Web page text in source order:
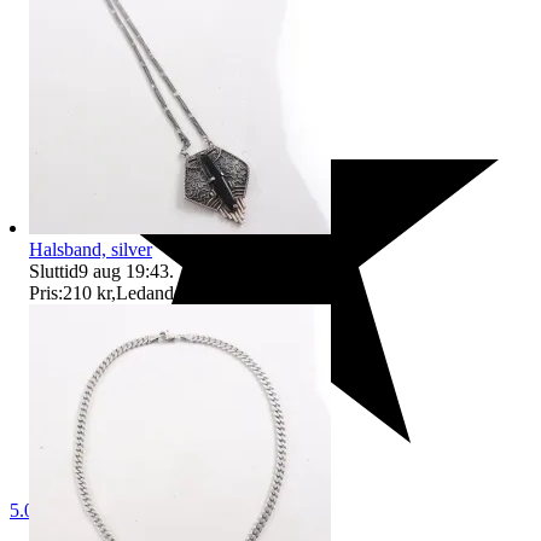
5.0
Halsband, silver
Sluttid9 aug 19:43.
Pris:210 kr,Ledande bud